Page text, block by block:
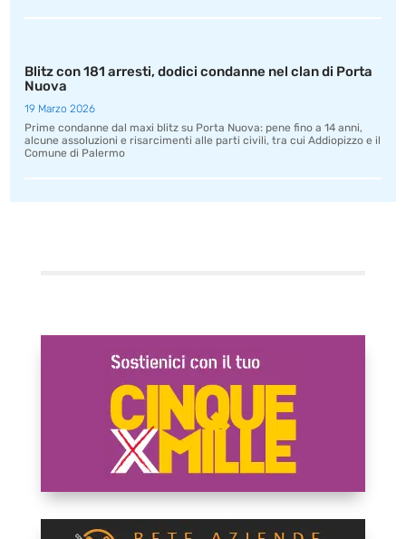
Blitz con 181 arresti, dodici condanne nel clan di Porta
Nuova
19 Marzo 2026
Prime condanne dal maxi blitz su Porta Nuova: pene fino a 14 anni,
alcune assoluzioni e risarcimenti alle parti civili, tra cui Addiopizzo e il
Comune di Palermo